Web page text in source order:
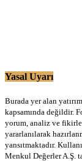
Yasal Uyarı
Burada yer alan
kapsamında değildir.
yorum, analiz ve
yararlanılarak
yansıtmaktadır.
Menkul Değerler A.Ş.